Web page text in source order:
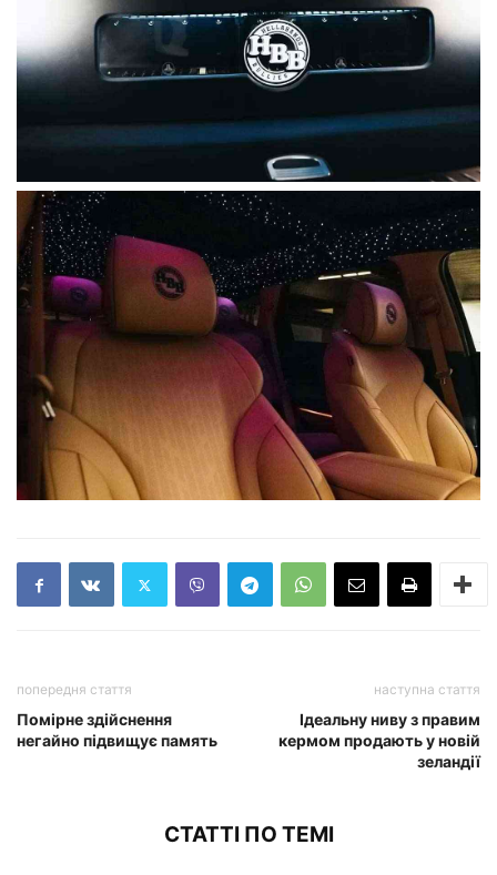
попередня стаття
Помірне здійснення
негайно підвищує память
наступна стаття
Ідеальну ниву з правим
кермом продають у новій
зеландії
СТАТТІ ПО ТЕМІ